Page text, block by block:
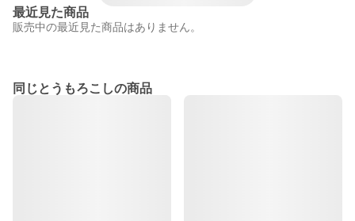
最近見た商品
販売中の最近見た商品はありません。
同じとうもろこしの商品